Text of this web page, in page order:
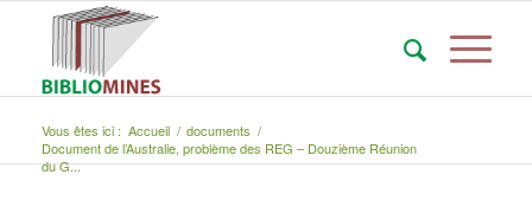
Vous êtes ici : Accueil / documents /
Document de l’Australie, problème des REG – Douzième Réunion
du G...